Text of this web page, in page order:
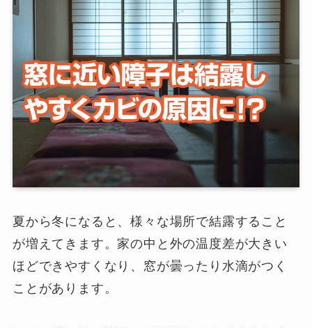
夏から冬になると、様々な場所で結露すること
が増えてきます。家の中と外の温度差が大きい
ほどできやすくなり、窓が曇ったり水滴がつく
ことがあります。